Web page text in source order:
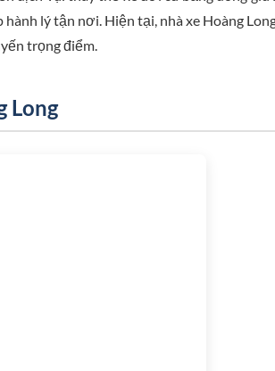
lý tận nơi. Hiện tại, nhà xe Hoàng
trọng điểm.
Long